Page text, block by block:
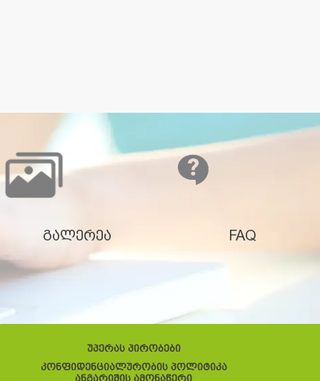
გალერეა FAQ
უპერას პირობები
კონფიდენციალურობის პოლიტიკა
ანგარიშის ამონაწერი